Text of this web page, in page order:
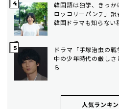
韓国語は独学、きっ
ロッコリーパンチ」
韓国ドラマも知らない
ドラマ「手塚治虫の
中の少年時代の厳し
ら
人気ランキ